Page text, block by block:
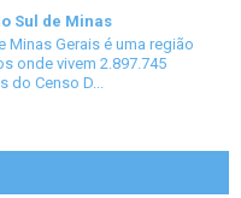
Sul de Minas
Minas Gerais é uma região
onde vivem 2.897.745
Censo D...